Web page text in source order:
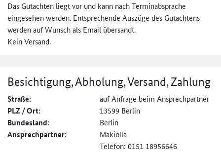
Das Gutachten liegt vor und kann nach Terminabsprache
eingesehen werden. Entsprechende Auszüge des Gutachtens
werden auf Wunsch als Email übersandt.
Kein Versand.
Besichtigung, Abholung, Versand, Zahlung
Straße: auf Anfrage beim Ansprechpartner
PLZ / Ort: 13599 Berlin
Bundesland: Berlin
Ansprechpartner:
Makiolla
Telefon: 0151 18956646